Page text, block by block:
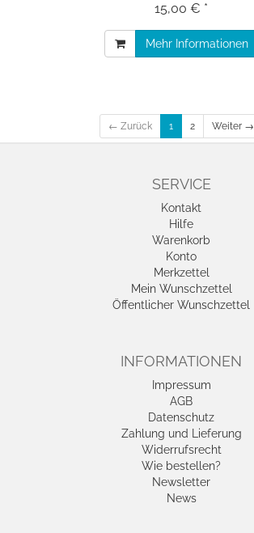
15,00 € *
Mehr Informationen
← Zurück 1 2 Weiter →
SERVICE
Kontakt
Hilfe
Warenkorb
Konto
Merkzettel
Mein Wunschzettel
Öffentlicher Wunschzettel
INFORMATIONEN
Impressum
AGB
Datenschutz
Zahlung und Lieferung
Widerrufsrecht
Wie bestellen?
Newsletter
News